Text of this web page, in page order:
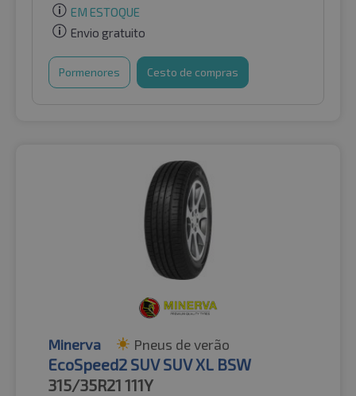
EM ESTOQUE
Envio gratuito
Pormenores Cesto de compras
Minerva Pneus de verão
EcoSpeed2 SUV SUV XL BSW
315/35R21 111Y